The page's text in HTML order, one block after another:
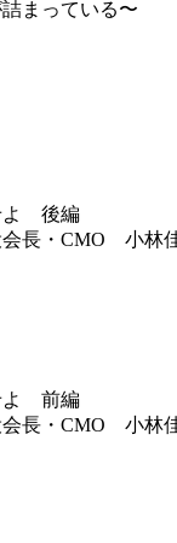
まっている〜
よ 後編
長・CMO 小林
よ 前編
長・CMO 小林